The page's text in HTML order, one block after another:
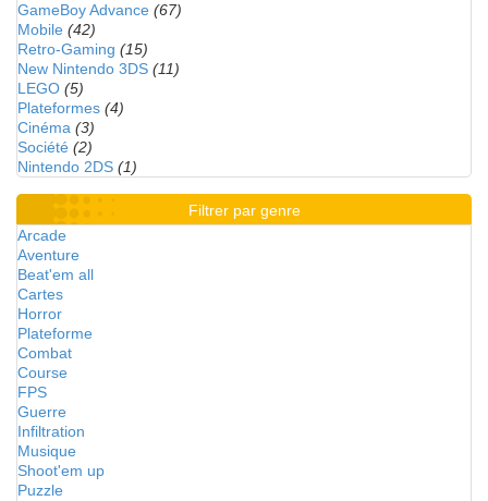
GameBoy Advance (67)
Mobile (42)
Retro-Gaming (15)
New Nintendo 3DS (11)
LEGO (5)
Plateformes (4)
Cinéma (3)
Société (2)
Nintendo 2DS (1)
Filtrer par genre
Arcade
Aventure
Beat'em all
Cartes
Horror
Plateforme
Combat
Course
FPS
Guerre
Infiltration
Musique
Shoot'em up
Puzzle